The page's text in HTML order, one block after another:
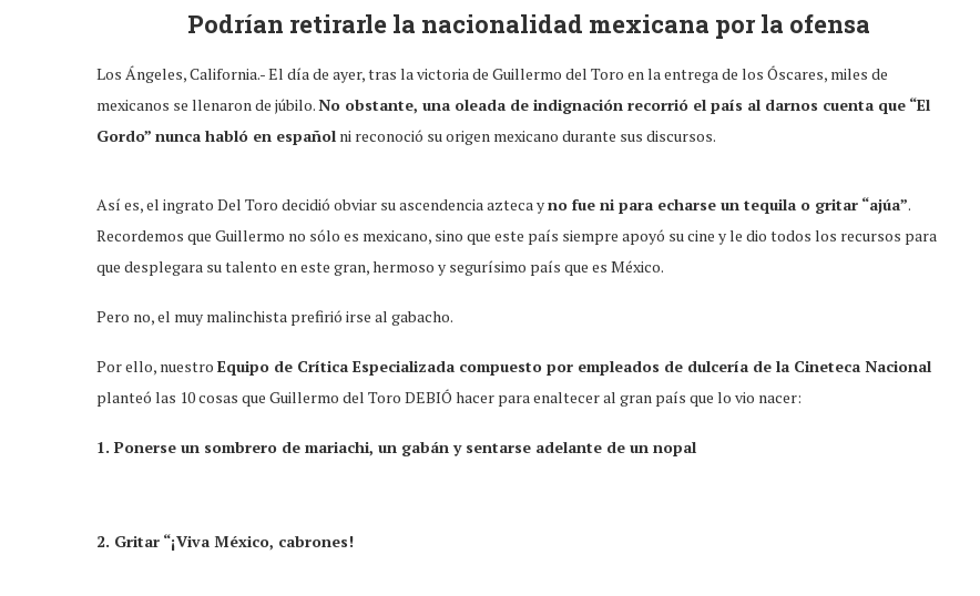
Podrían retirarle la nacionalidad mexicana por la ofensa
Los Ángeles, California.- El día de ayer, tras la victoria de Guillermo del Toro en la entrega de los Óscares, miles de
mexicanos se llenaron de júbilo.No obstante, una oleada de indignación recorrió el país al darnos cuenta que “El
Gordo” nunca habló en español ni reconoció su origen mexicano durante sus discursos.
Así es, el ingrato Del Toro decidió obviar su ascendencia azteca yno fue ni para echarse un tequila o gritar “ajúa”.
Recordemos que Guillermo no sólo es mexicano, sino que este país siempre apoyó su cine y le dio todos los recursos para
que desplegara su talento en este gran, hermoso y segurísimo país que es México.
Pero no, el muy malinchista prefirió irse al gabacho.
Por ello, nuestro Equipo de Crítica Especializada compuesto por empleados de dulcería de la Cineteca Nacional
planteó las 10 cosas que Guillermo del Toro DEBIÓ hacer para enaltecer al gran país que lo vio nacer:
1. Ponerse un sombrero de mariachi, un gabán y sentarse adelante de un nopal
2. Gritar “¡Viva México, cabrones!